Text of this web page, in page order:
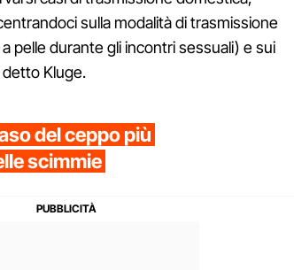
sulla modalità di trasmissione
pelle durante gli incontri sessuali) e sui
detto Kluge.
del ceppo più
scimmie